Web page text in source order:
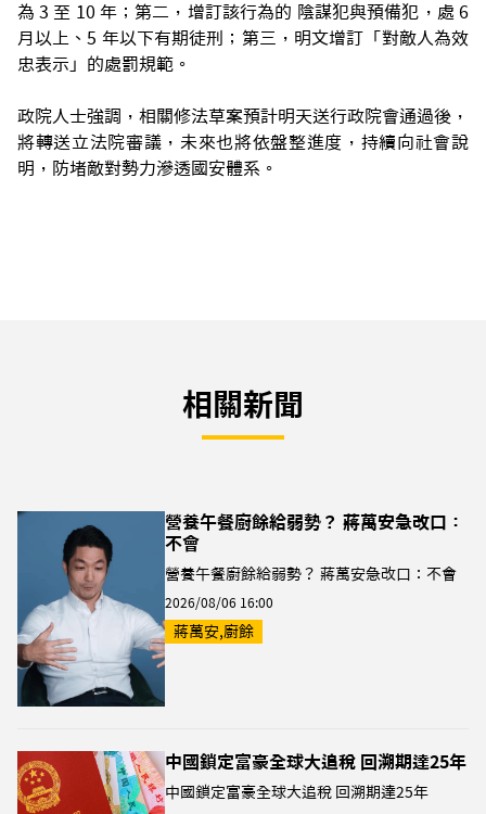
為 3 至 10 年；第二，增訂該行為的 陰謀犯與預備犯，處 6
月以上、5 年以下有期徒刑；第三，明文增訂「對敵人為效
忠表示」的處罰規範。
政院人士強調，相關修法草案預計明天送行政院會通過後，
將轉送立法院審議，未來也將依盤整進度，持續向社會說
明，防堵敵對勢力滲透國安體系。
相關新聞
營養午餐廚餘給弱勢？ 蔣萬安急改口：
不會
營養午餐廚餘給弱勢？ 蔣萬安急改口：不會
2026/08/06 16:00
蔣萬安,廚餘
中國鎖定富豪全球大追稅 回溯期達25年
中國鎖定富豪全球大追稅 回溯期達25年